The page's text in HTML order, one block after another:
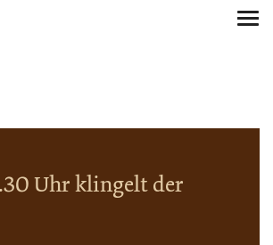
Uhr klingelt der